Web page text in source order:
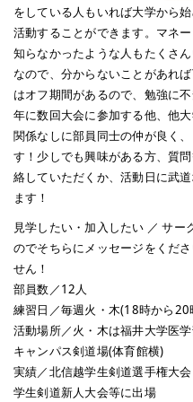
をしている人もいれば大学から
活動することができます。マネ
知らなかったような人もたくさ
なので、分からないことがあれ
はオフ期間があるので、勉強に
年に数回大会に参加する他、他
関係なしに部員同士の仲が良く
す！少しでも興味がある方、質
絡していただくか、活動日に武
ます！
見学したい・加入したい ／ サ
のでそちらにメッセージをくだ
せん！
部員数／12人
練習日／毎週火・木(18時から
活動場所／火・木は福井大学医
キャンパス剣道場(体育館横)
実績／北信越学生剣道選手権大
学生剣道新人大会等に出場